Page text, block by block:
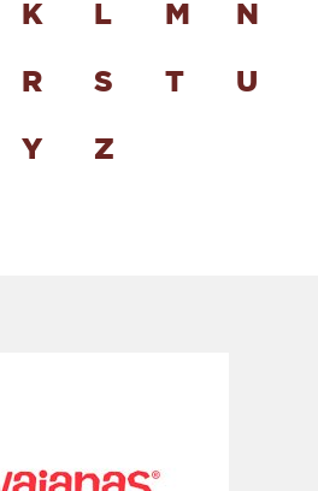
K L M N
R S T U
Y Z